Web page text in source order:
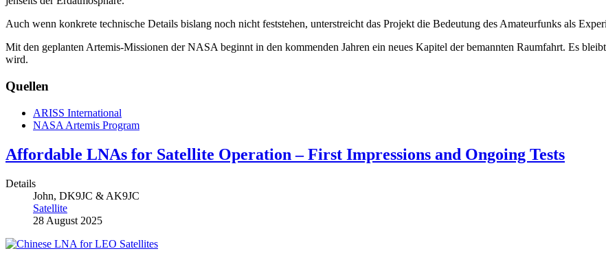
Auch wenn konkrete technische Details bislang noch nicht feststehen, unterstreicht das Projekt die Bedeutung des Amateurfunks als
Mit den geplanten Artemis-Missionen der NASA beginnt in den kommenden Jahren ein neues Kapitel der bemannten Raumfahrt. Es
wird.
Quellen
ARISS International
NASA Artemis Program
Affordable LNAs for Satellite Operation – First Impressions and Ongoing Tests
Details
John, DK9JC & AK9JC
Satellite
28 August 2025